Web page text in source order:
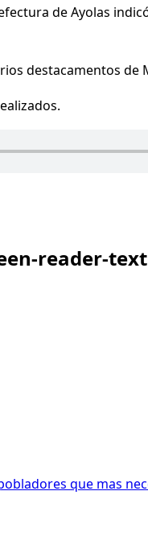
de Ayolas
destacamentos
reader-
que mas